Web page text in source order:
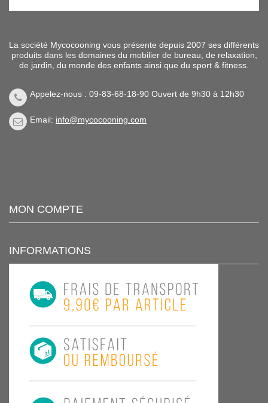
La société Mycocooning vous présente depuis 2007 ses différents
produits dans les domaines du mobilier de bureau, de relaxation,
de jardin, du monde des enfants ainsi que du sport & fitness.
Appelez-nous : 09-83-68-18-90 Ouvert de 9h30 à 12h30
Email: info@mycocooning.com
MON COMPTE
INFORMATIONS